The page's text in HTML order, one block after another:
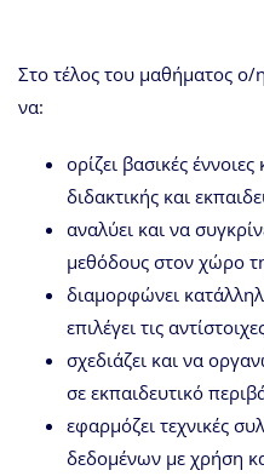
Στο τέλος του μαθήματος ο/
να:
ορίζει βασικές
διδακτικής και
αναλύει και να
μεθόδους στον χώρο
διαμορφώνει
επιλέγει τις
σχεδιάζει και να
σε εκπαιδευτικό
εφαρμόζει τεχνικές
δεδομένων με χρήση